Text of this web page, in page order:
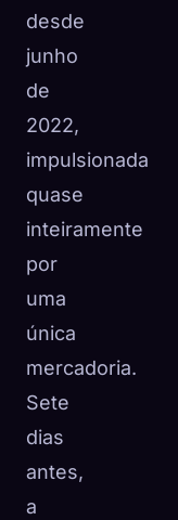
desde
junho
de
2022,
impulsionada
quase
inteiramente
por
uma
única
mercadoria.
Sete
dias
antes,
a